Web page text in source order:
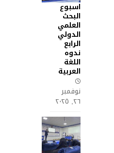
اسبوع
البحث
العلمي
الدولي
الرابع
ندوه
اللغة
العربية
نوفمبر
٢٦, ٢٠٢٥